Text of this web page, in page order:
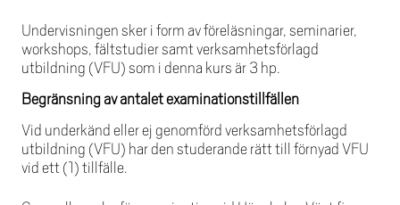
Undervisningen sker i form av föreläsningar, seminarier,
workshops, fältstudier samt verksamhetsförlagd
utbildning (VFU) som i denna kurs är 3 hp.
Begränsning av antalet examinationstillfällen
Vid underkänd eller ej genomförd verksamhetsförlagd
utbildning (VFU) har den studerande rätt till förnyad VFU
vid ett (1) tillfälle.